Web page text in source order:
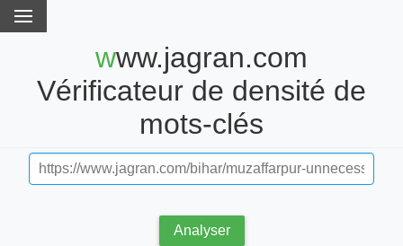
www.jagran.com
Vérificateur de densité de
mots-clés
Analyser